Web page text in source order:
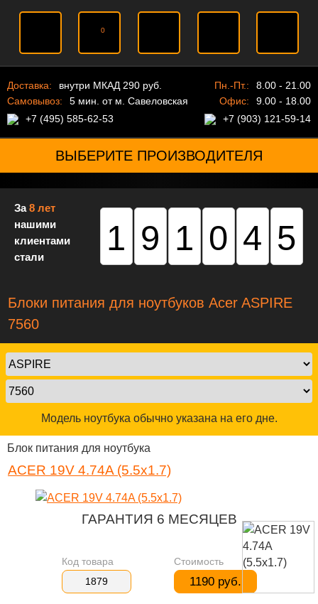
0
Доставка:
внутри МКАД 290 руб.
Самовывоз:
5 мин. от м. Савеловская
+7 (495) 585-62-53
Пн.-Пт.:
8.00 - 21.00
Офис:
9.00 - 18.00
+7 (903) 121-59-14
ВЫБЕРИТЕ ПРОИЗВОДИТЕЛЯ
За8 лет
нашими
клиентами
стали
191045
Блоки питания для ноутбуков Acer ASPIRE
7560
Модель ноутбука обычно указана на его дне.
Блок питания для ноутбука
ACER 19V 4.74A (5.5x1.7)
ГАРАНТИЯ 6 МЕСЯЦЕВ
Код товара
1879
Стоимость
1190 руб.